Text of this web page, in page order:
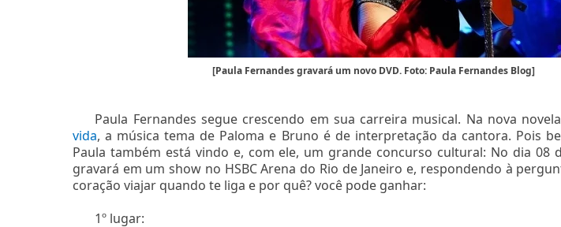
[Paula Fernandes gravará um novo DVD. Foto: Paula Fernandes Blog]
Paula Fernandes segue crescendo em sua carreira musical. Na nova
vida, a música tema de Paloma e Bruno é de interpretação da cantora. Pois
Paula também está vindo e, com ele, um grande concurso cultural: No dia 08
gravará em um show no HSBC Arena do Rio de Janeiro e, respondendo à
coração viajar quando te liga e por quê? você pode ganhar:
1º lugar: